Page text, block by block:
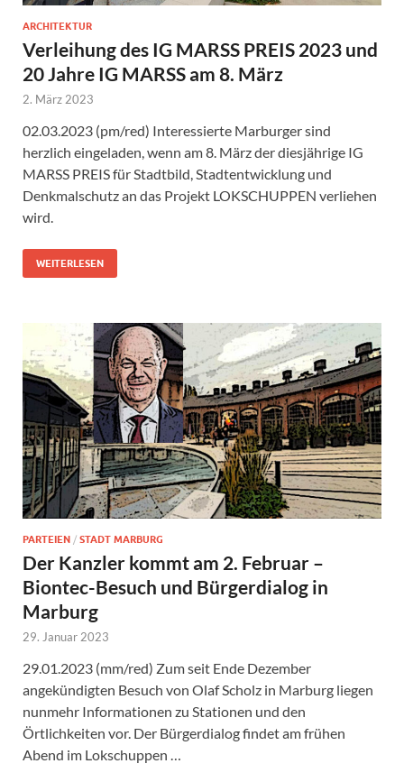
ARCHITEKTUR
Verleihung des IG MARSS PREIS 2023 und
20 Jahre IG MARSS am 8. März
2. März 2023
02.03.2023 (pm/red) Interessierte Marburger sind
herzlich eingeladen, wenn am 8. März der diesjährige IG
MARSS PREIS für Stadtbild, Stadtentwicklung und
Denkmalschutz an das Projekt LOKSCHUPPEN verliehen
wird.
WEITERLESEN
PARTEIEN / STADT MARBURG
Der Kanzler kommt am 2. Februar –
Biontec-Besuch und Bürgerdialog in
Marburg
29. Januar 2023
29.01.2023 (mm/red) Zum seit Ende Dezember
angekündigten Besuch von Olaf Scholz in Marburg liegen
nunmehr Informationen zu Stationen und den
Örtlichkeiten vor. Der Bürgerdialog findet am frühen
Abend im Lokschuppen …